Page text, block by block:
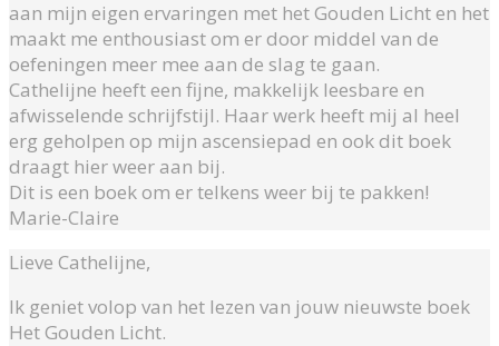
aan mijn eigen ervaringen met het Gouden Licht en het
maakt me enthousiast om er door middel van de
oefeningen meer mee aan de slag te gaan.
Cathelijne heeft een fijne, makkelijk leesbare en
afwisselende schrijfstijl. Haar werk heeft mij al heel
erg geholpen op mijn ascensiepad en ook dit boek
draagt hier weer aan bij.
Dit is een boek om er telkens weer bij te pakken!
Marie-Claire
Lieve Cathelijne,
Ik geniet volop van het lezen van jouw nieuwste boek
Het Gouden Licht.